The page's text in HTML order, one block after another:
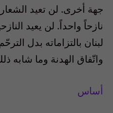
جهة أخرى. لن تعيد
نازحاً واحداً. لن يعيد
واتّفاق الهدنة وما شابه
أساس